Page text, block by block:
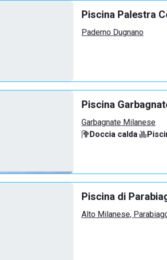
Piscina Palestra
Paderno Dugnano
Piscina
Garbagnate Milanese
Doccia calda·
Piscina di
Alto Milanese,